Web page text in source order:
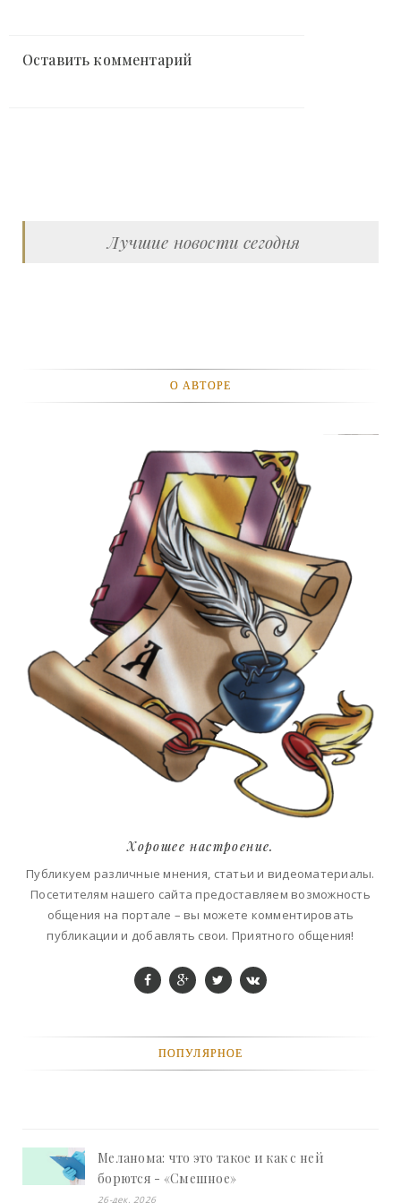
Оставить комментарий
Лучшие новости сегодня
О АВТОРЕ
Хорошее настроение.
Публикуем различные мнения, статьи и видеоматериалы.
Посетителям нашего сайта предоставляем возможность
общения на портале – вы можете комментировать
публикации и добавлять свои. Приятного общения!
ПОПУЛЯРНОЕ
Меланома: что это такое и как с ней
борются - «Смешное»
26-дек, 2026